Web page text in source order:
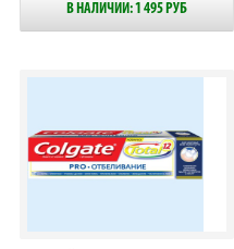
В НАЛИЧИИ: 1 495 РУБ